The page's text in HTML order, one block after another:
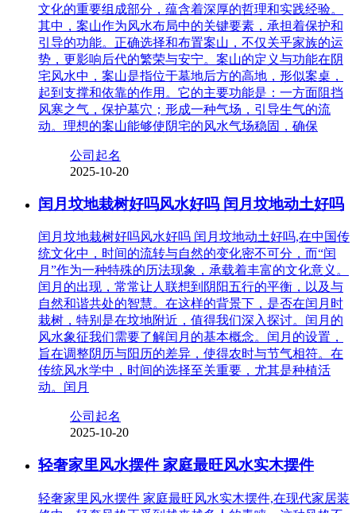
文化的重要组成部分，蕴含着深厚的哲理和实践经验。
其中，案山作为风水布局中的关键要素，承担着保护和
引导的功能。正确选择和布置案山，不仅关乎家族的运
势，更影响后代的繁荣与安宁。案山的定义与功能在阴
宅风水中，案山是指位于墓地后方的高地，形似案桌，
起到支撑和依靠的作用。它的主要功能是：一方面阻挡
风寒之气，保护墓穴；形成一种气场，引导生气的流
动。理想的案山能够使阴宅的风水气场稳固，确保
公司起名
2025-10-20
闰月坟地栽树好吗风水好吗 闰月坟地动土好吗
闰月坟地栽树好吗风水好吗 闰月坟地动土好吗,在中国传
统文化中，时间的流转与自然的变化密不可分，而“闰
月”作为一种特殊的历法现象，承载着丰富的文化意义。
闰月的出现，常常让人联想到阴阳五行的平衡，以及与
自然和谐共处的智慧。在这样的背景下，是否在闰月时
栽树，特别是在坟地附近，值得我们深入探讨。闰月的
风水象征我们需要了解闰月的基本概念。闰月的设置，
旨在调整阴历与阳历的差异，使得农时与节气相符。在
传统风水学中，时间的选择至关重要，尤其是种植活
动。闰月
公司起名
2025-10-20
轻奢家里风水摆件 家庭最旺风水实木摆件
轻奢家里风水摆件 家庭最旺风水实木摆件,在现代家居装